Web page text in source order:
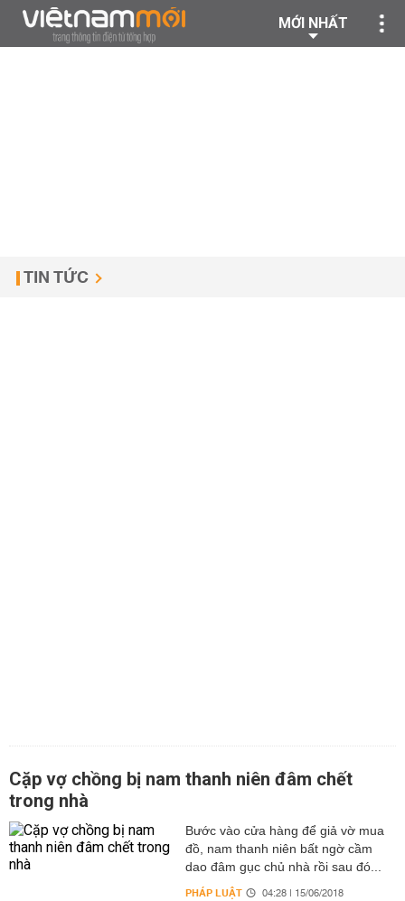
MỚI NHẤT
TIN TỨC
Cặp vợ chồng bị nam thanh niên đâm chết
trong nhà
Bước vào cửa hàng để giả vờ mua
đồ, nam thanh niên bất ngờ cầm
dao đâm gục chủ nhà rồi sau đó...
PHÁP LUẬT 04:28 | 15/06/2018